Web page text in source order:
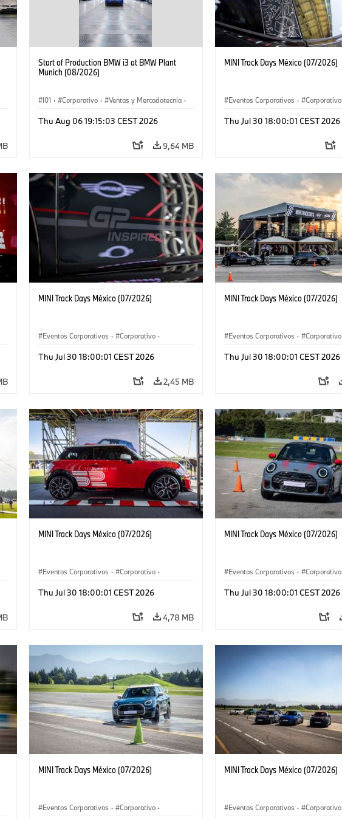
Start of Production BMW i3 at BMW Plant
Munich (08/2026)
I01 · Corporativo · Ventas y Mercadotecnia ·
Thu Aug 06 19:15:03 CEST 2026
9,64 MB
MINI Track Days México (07/2026)
Eventos Corporativos · Corporativo
Thu Jul 30 18:00:01 CEST 2026
MINI Track Days México (07/2026)
Eventos Corporativos · Corporativo ·
Thu Jul 30 18:00:01 CEST 2026
2,45 MB
MINI Track Days México (07/2026)
Eventos Corporativos · Corporativo
Thu Jul 30 18:00:01 CEST 2026
MINI Track Days México (07/2026)
Eventos Corporativos · Corporativo ·
Thu Jul 30 18:00:01 CEST 2026
4,78 MB
MINI Track Days México (07/2026)
Eventos Corporativos · Corporativo
Thu Jul 30 18:00:01 CEST 2026
MINI Track Days México (07/2026)
Eventos Corporativos · Corporativo ·
MINI Track Days México (07/2026)
Eventos Corporativos · Corporativo